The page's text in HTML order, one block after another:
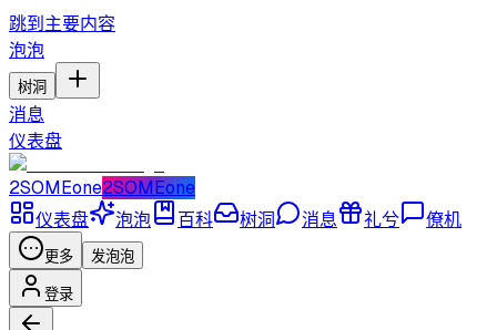
跳到主要内容
泡泡
树洞
消息
仪表盘
2SOMEone2SOMEone
仪表盘
泡泡 百科 树洞 消息 礼兮 僚机
更多 发泡泡
登录